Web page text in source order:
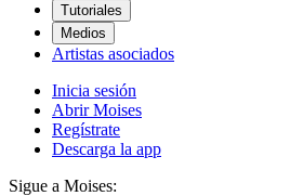
Tutoriales
Medios
Artistas asociados
Inicia sesión
Abrir Moises
Regístrate
Descarga la app
Sigue a Moises: